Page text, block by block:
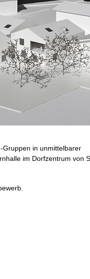
Gruppen in unmittelbarer
im Dorfzentrum von